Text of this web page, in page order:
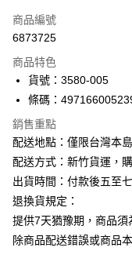
信用卡一次付款
街口支付
悠遊付
ATM付款
運送方式
下單前請先詢問庫存
每筆NT$130，滿
商品編號
6873725
商品特色
貨號：3580-005
條碼：
銷售重點
配送地點：僅限台灣本島
配送方式：新竹貨運，
出貨時間：付款後五至
退換貨規定：
提供7天猶豫期，商品須
除商品配送錯誤或商品